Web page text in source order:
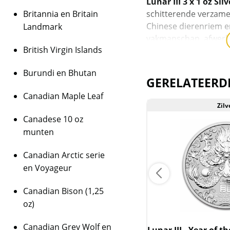
schitterende
Chinese dierenriem
vakmanschap,
uit drie
Proof met een
behoort deze
uitgaven en is zij
zilveren
Perth Mint.
Het Jaar van
Volgens een
de Jade-keizer een
de Chinese
vliegen en
Britannia en Britain
Landmark
British Virgin Islands
Burundi en Bhutan
Canadian Maple Leaf
Canadese 10 oz
munten
Canadian Arctic serie
en Voyageur
Canadian Bison (1,25
oz)
Canadian Grey Wolf en